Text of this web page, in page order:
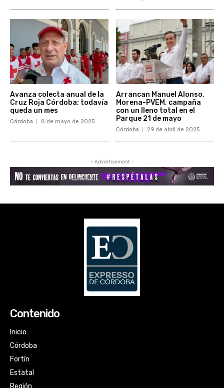
Contenido
Inicio
Córdoba
Fortín
Estatal